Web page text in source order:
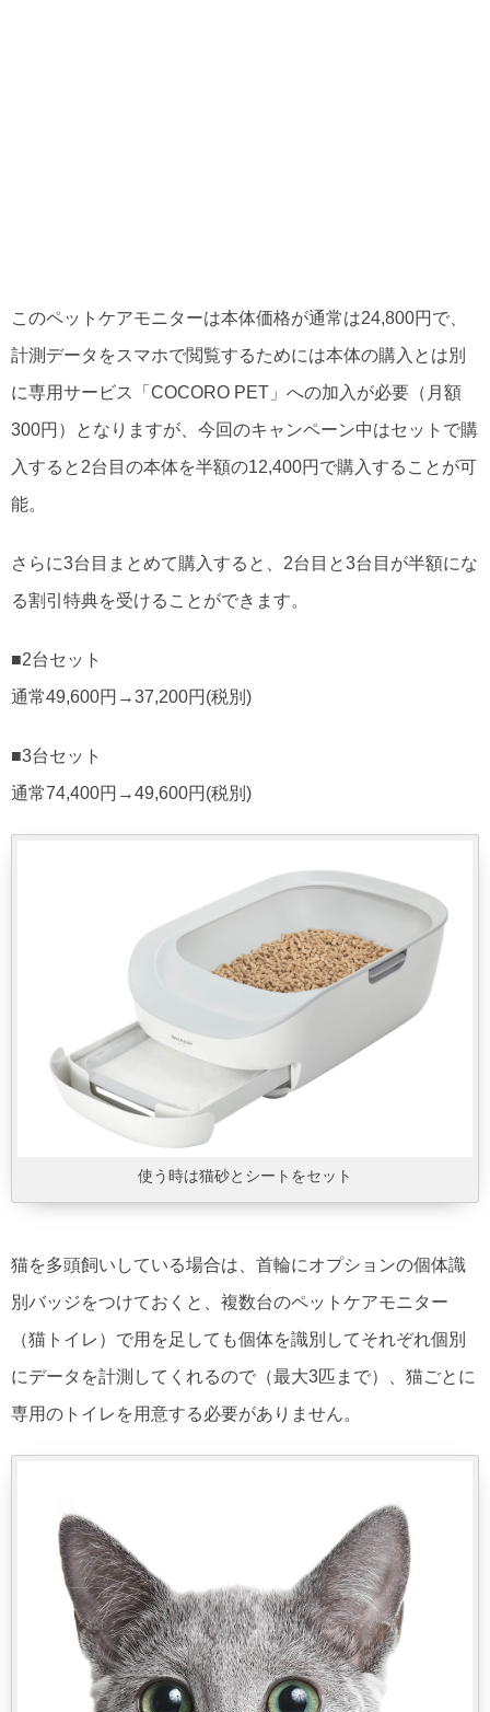
このペットケアモニターは本体価格が通常は24,800円で、
計測データをスマホで閲覧するためには本体の購入とは別
に専用サービス「COCORO PET」への加入が必要（月額
300円）となりますが、今回のキャンペーン中はセットで購
入すると2台目の本体を半額の12,400円で購入することが可
能。
さらに3台目まとめて購入すると、2台目と3台目が半額にな
る割引特典を受けることができます。
■2台セット
通常49,600円→37,200円(税別)
■3台セット
通常74,400円→49,600円(税別)
使う時は猫砂とシートをセット
猫を多頭飼いしている場合は、首輪にオプションの個体識
別バッジをつけておくと、複数台のペットケアモニター
（猫トイレ）で用を足しても個体を識別してそれぞれ個別
にデータを計測してくれるので（最大3匹まで）、猫ごとに
専用のトイレを用意する必要がありません。